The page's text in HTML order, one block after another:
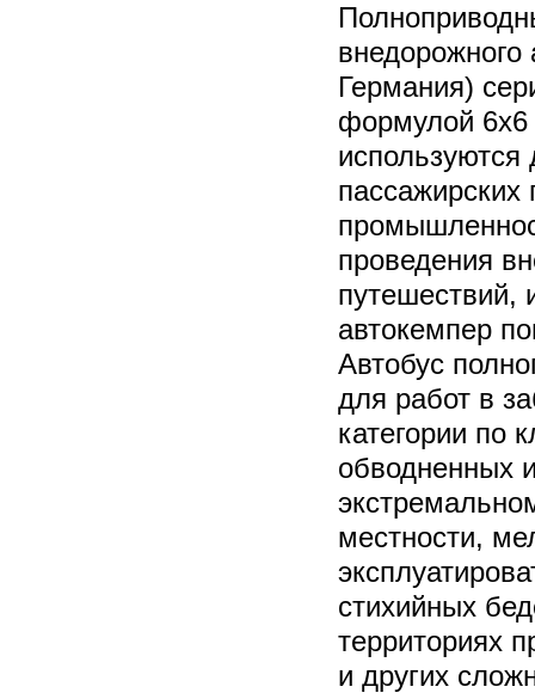
Германия)
формулой 6х6
используются
пассажирских
проведения
путешествий,
автокемпер
Автобус
для работ в
категории по
обводненных
местности,
стихийных
территориях
и других